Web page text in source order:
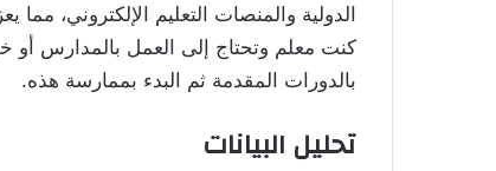
الدولية والمنصات التعليم الإلكتروني،
كنت معلم وتحتاج إلى العمل بالمدارس أو
بالدورات المقدمة ثم البدء بممارسة هذه.
تحليل البيانات